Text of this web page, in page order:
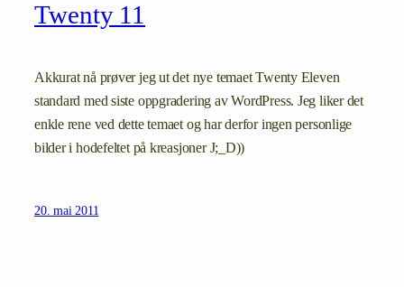
Twenty 11
Akkurat nå prøver jeg ut det nye temaet Twenty Eleven
standard med siste oppgradering av WordPress. Jeg liker det
enkle rene ved dette temaet og har derfor ingen personlige
bilder i hodefeltet på kreasjoner J;_D))
20. mai 2011